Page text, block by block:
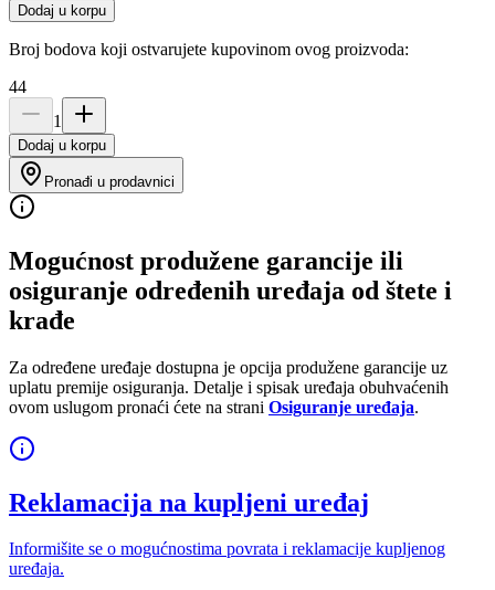
Dodaj u korpu
Broj bodova koji ostvarujete kupovinom ovog proizvoda:
44
1
Dodaj u korpu
Pronađi u prodavnici
Mogućnost produžene garancije ili
osiguranje određenih uređaja od štete i
krađe
Za određene uređaje dostupna je opcija produžene garancije uz
uplatu premije osiguranja. Detalje i spisak uređaja obuhvaćenih
ovom uslugom pronaći ćete na strani Osiguranje uređaja.
Reklamacija na kupljeni uređaj
Informišite se o mogućnostima povrata i reklamacije kupljenog
uređaja.